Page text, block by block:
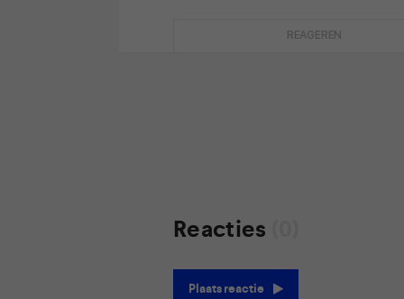
REAGEREN
Reacties
Plaats reactie